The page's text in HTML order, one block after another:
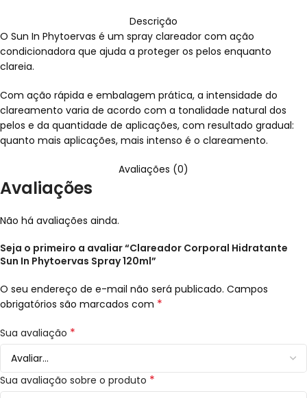
Descrição
O Sun In Phytoervas é um spray clareador com ação
condicionadora que ajuda a proteger os pelos enquanto
clareia.
Com ação rápida e embalagem prática, a intensidade do
clareamento varia de acordo com a tonalidade natural dos
pelos e da quantidade de aplicações, com resultado gradual:
quanto mais aplicações, mais intenso é o clareamento.
Avaliações (0)
Avaliações
Não há avaliações ainda.
Seja o primeiro a avaliar “Clareador Corporal Hidratante
Sun In Phytoervas Spray 120ml”
O seu endereço de e-mail não será publicado. Campos
obrigatórios são marcados com *
Sua avaliação *
Sua avaliação sobre o produto *